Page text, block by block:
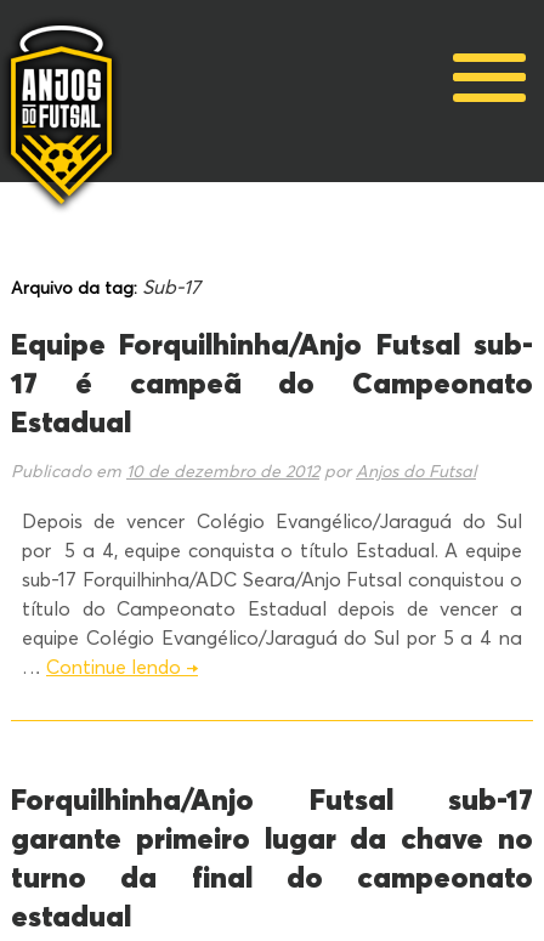
Arquivo da tag: Sub-17
Equipe Forquilhinha/Anjo Futsal sub-
17 é campeã do Campeonato
Estadual
Publicado em 10 de dezembro de 2012 por Anjos do Futsal
Depois de vencer Colégio Evangélico/Jaraguá do Sul
por 5 a 4, equipe conquista o título Estadual. A equipe
sub-17 Forquilhinha/ADC Seara/Anjo Futsal conquistou o
título do Campeonato Estadual depois de vencer a
equipe Colégio Evangélico/Jaraguá do Sul por 5 a 4 na
… Continue lendo →
Forquilhinha/Anjo Futsal sub-17
garante primeiro lugar da chave no
turno da final do campeonato
estadual